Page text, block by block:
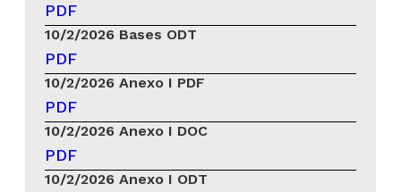
PDF
10/2/2026 Bases ODT
PDF
10/2/2026 Anexo I PDF
PDF
10/2/2026 Anexo I DOC
PDF
10/2/2026 Anexo I ODT